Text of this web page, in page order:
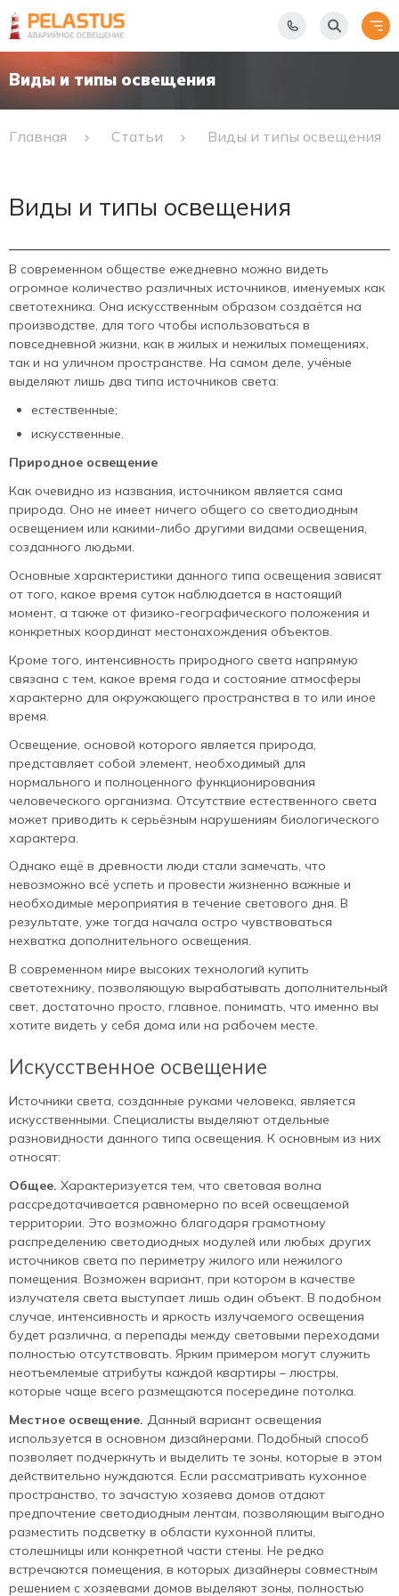
Виды и типы освещения
Главная Статьи Виды и типы освещения
Виды и типы освещения
В современном обществе ежедневно можно видеть
огромное количество различных источников, именуемых как
светотехника. Она искусственным образом создаётся на
производстве, для того чтобы использоваться в
повседневной жизни, как в жилых и нежилых помещениях,
так и на уличном пространстве. На самом деле, учёные
выделяют лишь два типа источников света:
естественные;
искусственные.
Природное освещение
Как очевидно из названия, источником является сама
природа. Оно не имеет ничего общего со светодиодным
освещением или какими-либо другими видами освещения,
созданного людьми.
Основные характеристики данного типа освещения зависят
от того, какое время суток наблюдается в настоящий
момент, а также от физико-географического положения и
конкретных координат местонахождения объектов.
Кроме того, интенсивность природного света напрямую
связана с тем, какое время года и состояние атмосферы
характерно для окружающего пространства в то или иное
время.
Освещение, основой которого является природа,
представляет собой элемент, необходимый для
нормального и полноценного функционирования
человеческого организма. Отсутствие естественного света
может приводить к серьёзным нарушениям биологического
характера.
Однако ещё в древности люди стали замечать, что
невозможно всё успеть и провести жизненно важные и
необходимые мероприятия в течение светового дня. В
результате, уже тогда начала остро чувствоваться
нехватка дополнительного освещения.
В современном мире высоких технологий купить
светотехнику, позволяющую вырабатывать дополнительный
свет, достаточно просто, главное, понимать, что именно вы
хотите видеть у себя дома или на рабочем месте.
Искусственное освещение
Источники света, созданные руками человека, является
искусственными. Специалисты выделяют отдельные
разновидности данного типа освещения. К основным из них
относят:
Общее. Характеризуется тем, что световая волна
рассредотачивается равномерно по всей освещаемой
территории. Это возможно благодаря грамотному
распределению светодиодных модулей или любых других
источников света по периметру жилого или нежилого
помещения. Возможен вариант, при котором в качестве
излучателя света выступает лишь один объект. В подобном
случае, интенсивность и яркость излучаемого освещения
будет различна, а перепады между световыми переходами
полностью отсутствовать. Ярким примером могут служить
неотъемлемые атрибуты каждой квартиры – люстры,
которые чаще всего размещаются посередине потолка.
Местное освещение. Данный вариант освещения
используется в основном дизайнерами. Подобный способ
позволяет подчеркнуть и выделить те зоны, которые в этом
действительно нуждаются. Если рассматривать кухонное
пространство, то зачастую хозяева домов отдают
предпочтение светодиодным лентам, позволяющим выгодно
разместить подсветку в области кухонной плиты,
столешницы или конкретной части стены. Не редко
встречаются помещения, в которых дизайнеры совместным
решением с хозяевами домов выделяют зоны, полностью